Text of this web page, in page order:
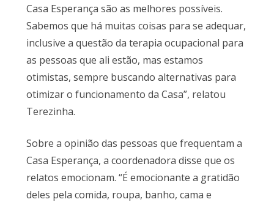
Casa Esperança são as melhores possíveis.
Sabemos que há muitas coisas para se adequar,
inclusive a questão da terapia ocupacional para
as pessoas que ali estão, mas estamos
otimistas, sempre buscando alternativas para
otimizar o funcionamento da Casa”, relatou
Terezinha.
Sobre a opinião das pessoas que frequentam a
Casa Esperança, a coordenadora disse que os
relatos emocionam. “É emocionante a gratidão
deles pela comida, roupa, banho, cama e